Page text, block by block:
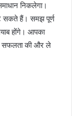
निकलेगा।
सकते हैं। समझ पूर्ण
होंगे। आपका
सफलता की और ले